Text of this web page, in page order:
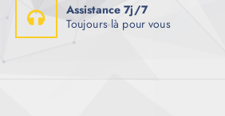
Assistance 7j/7
Toujours là pour vous